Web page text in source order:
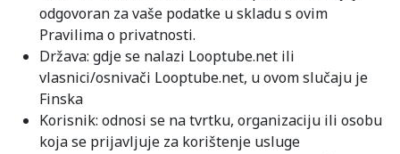
odgovoran za vaše podatke u skladu s ovim
Pravilima o privatnosti.
Država: gdje se nalazi Looptube.net ili
vlasnici/osnivači Looptube.net, u ovom slučaju je
Finska
Korisnik: odnosi se na tvrtku, organizaciju ili osobu
koja se prijavljuje za korištenje usluge